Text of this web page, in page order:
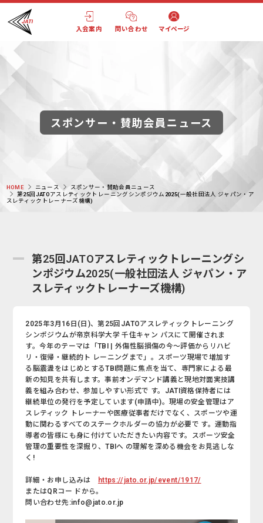
入会案内 問い合わせ マイページ
スポンサー・賛助会員ニュース
HOME ニュース
スポンサー・賛助会員ニュース
第25回JATOアスレティックトレーニングシンポジウム2025(一般社団法人 ジャパン・ア
スレティックトレーナーズ機構)
第25回JATOアスレティックトレーニングシ
ンポジウム2025(一般社団法人 ジャパン・ア
スレティックトレーナーズ機構)
2025年3月16日(日)、第25回JATOアスレティックトレーニング
シンポジウムが帝京科学大学 千住キャン パスにて開催されま
す。今年のテーマは「TBI | 外傷性脳損傷の今～評価からリハビ
リ・復帰・継続的ト レーニングまで」。スポーツ現場で増加す
る脳震盪をはじめとするTBI問題に焦点を当て、専門家による最
新の知見を共有します。事前オンデマンド講義と現地対面実技講
義を組み合わせ、参加しやすい形式で す。JATI資格保持者には
継続単位の発行を予定しています(申請中)。現場の安全管理はア
スレティック トレーナーや医療従事者だけでなく、スポーツや運
動に関わるすべてのステークホルダーの協力が必要で す。運動指
導者の皆様にも身に付けていただきたい内容です。スポーツ安全
管理の重要性を深掘り、TBIへ の理解を深める機会をお見逃しな
く!
詳細・お申し込みは
https://jato.or.jp/event/1917/
またはQRコー ドから。
問い合わせ先:info@jato.or.jp